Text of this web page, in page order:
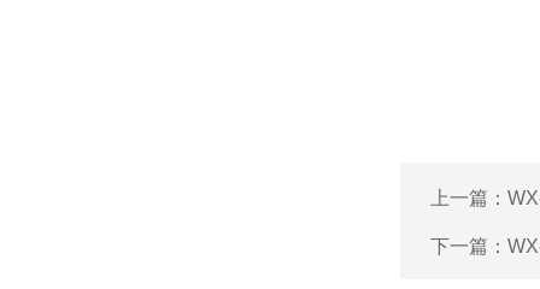
上一篇：
下一篇：